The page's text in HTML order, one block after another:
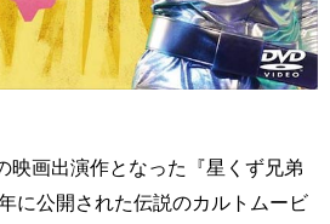
映画出演作となった『星くず兄弟
に公開された伝説のカルトムービ